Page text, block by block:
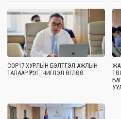
COP17 ХУРЛЫН БЭЛТГЭЛ АЖЛЫН
ТАЛААР ҮҮРЭГ, ЧИГЛЭЛ ӨГЛӨӨ